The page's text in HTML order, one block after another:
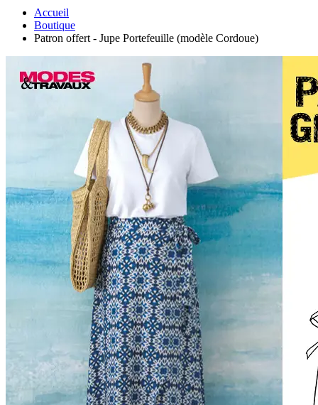
Accueil
Boutique
Patron offert - Jupe Portefeuille (modèle Cordoue)